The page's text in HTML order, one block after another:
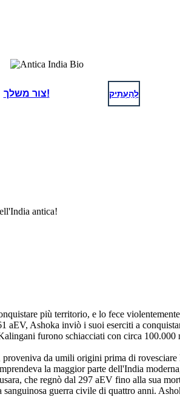
צור משלך! לְהַעְתִיק
antica!
più territorio, e lo fece
aEV, Ashoka inviò i suoi eserciti a
furono schiacciati con circa
da umili origini prima di
la maggior parte dell'India
che regnò dal 297 aEV fino alla sua
guerra civile di quattro anni.